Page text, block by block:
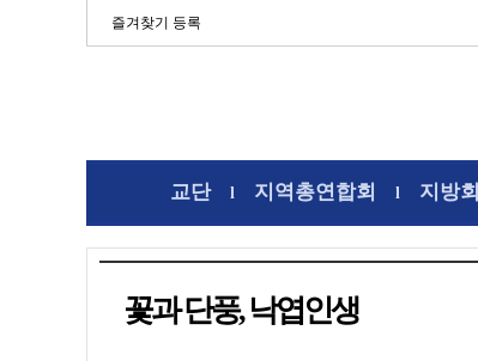
즐겨찾기 등록
교단l 지역총연합회 l 지방회
꽃과 단풍, 낙엽인생